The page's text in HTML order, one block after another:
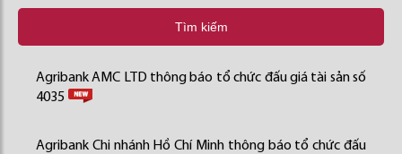
Tìm kiếm
Agribank AMC LTD thông báo tổ chức đấu giá tài sản số
4035
Agribank Chi nhánh Hồ Chí Minh thông báo tổ chức đấu